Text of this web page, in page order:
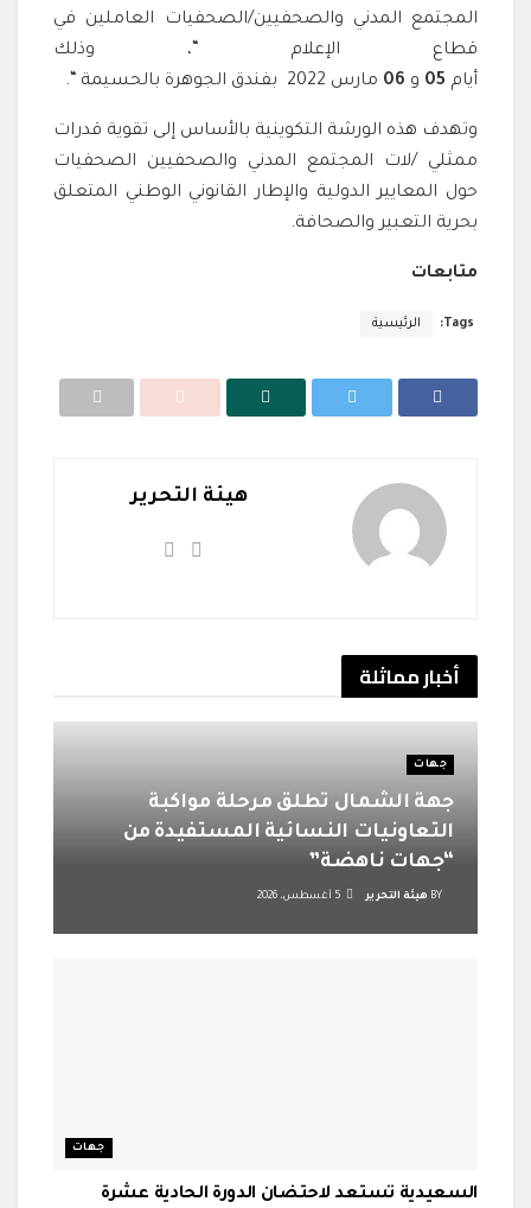
المجتمع المدني والصحفيين/الصحفيات العاملين في
قطاع الإعلام “، وذلك
أيام 05 و 06 مارس 2022 بفندق الجوهرة بالحسيمة “.
وتهدف هذه الورشة التكوينية بالأساس إلى تقوية قدرات
ممثلي /لات المجتمع المدني والصحفيين الصحفيات
حول المعايير الدولية والإطار القانوني الوطني المتعلق
بحرية التعبير والصحافة.
متابعات
Tags: الرئيسية
هيئة التحرير
أخبارمماثلة
جهات
جهة الشمال تطلق مرحلة مواكبة
التعاونيات النسائية المستفيدة من
“جهات ناهضة”
BY هيئة التحرير
جهات
السعيدية تستعد لاحتضان الدورة الحادية عشرة